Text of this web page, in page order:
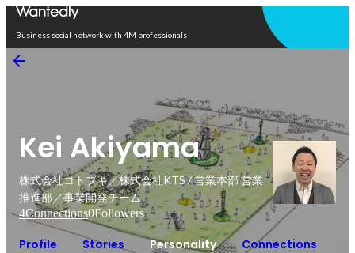
Business social network with 4M professionals
Kei Akiyama
株式会社コトブキ／株式会社KTS / 営業本部 営業
推進部／事業開発チーム
4Connections0Followers
Profile Stories Personality Connections